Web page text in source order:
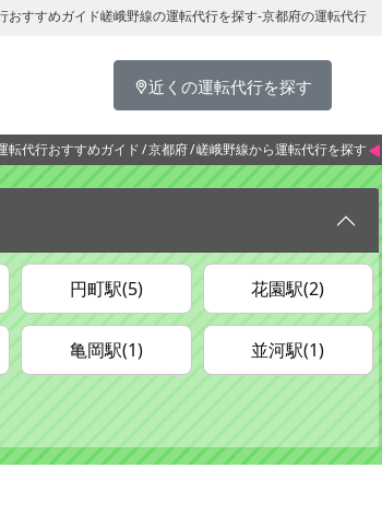
すすめガイド嵯峨野線の運転代行を探す-京都府の運転代行
近くの運転代行を探す
転代行おすすめガイド 京都府 嵯峨野線から運転代行を探す
円町駅(5) 花園駅(2)
亀岡駅(1) 並河駅(1)